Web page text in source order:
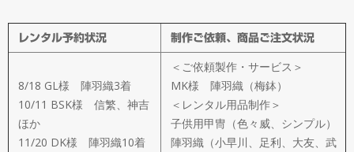
イ
ド
製
レンタル予約状況 制作ご依頼、商品ご注文状況
8/18 GL様 陣羽織3着
10/11 BSK様 信繁、神吉
ほか
11/20 DK様 陣羽織10着
＜ご依頼製作・サービス＞
MK様 陣羽織（梅鉢）
＜レンタル用品制作＞
子供用甲冑（色々威、シンプル）
陣羽織（小早川、足利、大友、武